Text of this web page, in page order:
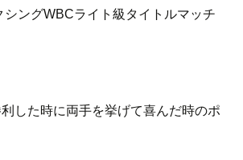
ングWBCライト級タイトルマッチ
した時に両手を挙げて喜んだ時のポ